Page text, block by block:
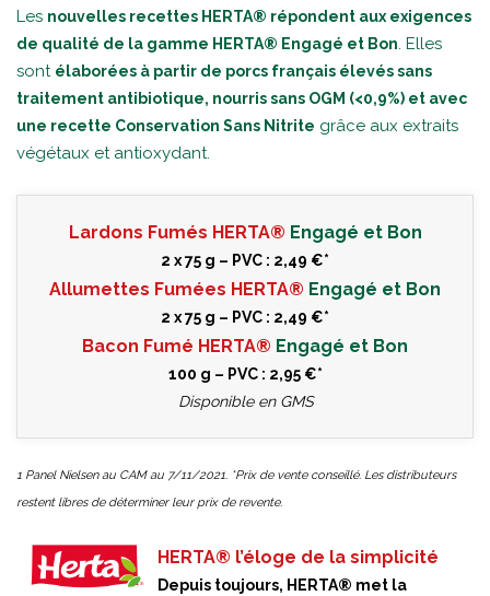
Les nouvelles recettes HERTA® répondent aux exigences
de qualité de la gamme HERTA® Engagé et Bon. Elles
sont élaborées à partir de porcs français élevés sans
traitement antibiotique, nourris sans OGM (<0,9%) et avec
une recette Conservation Sans Nitrite grâce aux extraits
végétaux et antioxydant.
Lardons Fumés HERTA® Engagé et Bon
2 x 75 g – PVC : 2,49 €*
Allumettes Fumées HERTA® Engagé et Bon
2 x 75 g – PVC : 2,49 €*
Bacon Fumé HERTA® Engagé et Bon
100 g – PVC : 2,95 €*
Disponible en GMS
1 Panel Nielsen au CAM au 7/11/2021. *Prix de vente conseillé. Les distributeurs
restent libres de déterminer leur prix de revente.
HERTA® l’éloge de la simplicité
Depuis toujours, HERTA® met la